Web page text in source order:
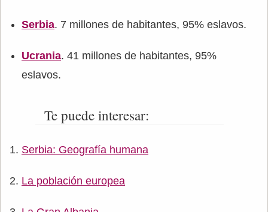
Serbia. 7 millones de habitantes, 95% eslavos.
Ucrania. 41 millones de habitantes, 95%
eslavos.
Te puede interesar:
Serbia: Geografía humana
La población europea